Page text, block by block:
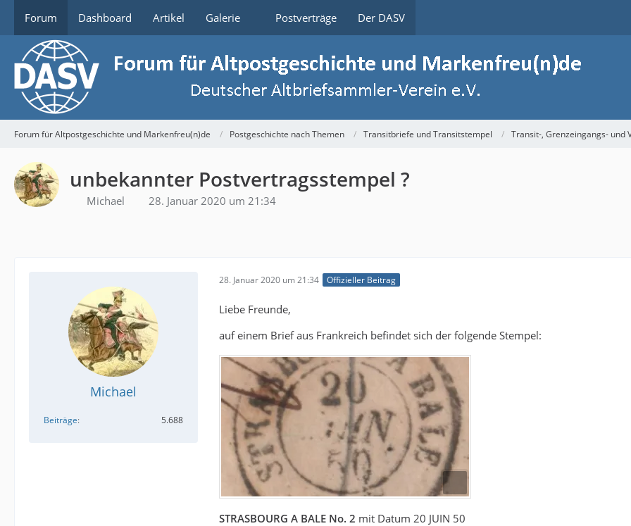
Forum Dashboard Artikel Galerie Postverträge Der DASV
Forum für Altpostgeschichte und Markenfreu(n)de Postgeschichte nach Themen Transitbriefe und Transitstempel Transit-, Grenzeingangs- und
unbekannter Postvertragsstempel ?
Michael 28. Januar 2020 um 21:34
Michael
Beiträge 5.688
28. Januar 2020 um 21:34 Offizieller Beitrag
Liebe Freunde,
auf einem Brief aus Frankreich befindet sich der folgende Stempel:
STRASBOURG A BALE No. 2 mit Datum 20 JUIN 50